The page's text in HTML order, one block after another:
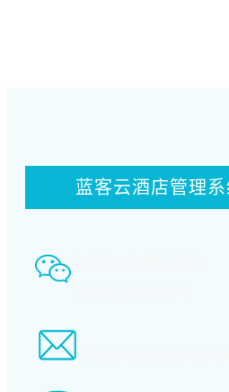
蓝客云酒店管理系
智慧酒店事业部：